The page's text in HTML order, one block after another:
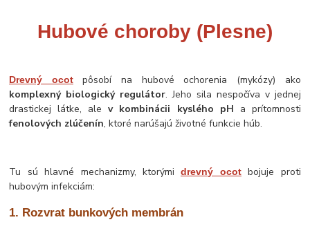
Hubové choroby (Plesne)
Drevný ocotpôsobí na hubové ochorenia (mykózy) ako
komplexný biologický regulátor. Jeho sila nespočíva v jednej
drastickej látke, alev kombinácii kyslého pH a prítomnosti
fenolových zlúčenín, ktoré narúšajú životné funkcie húb.
Tu sú hlavné mechanizmy, ktorýmidrevný ocotbojuje proti
hubovým infekciám:
1. Rozvrat bunkových membrán